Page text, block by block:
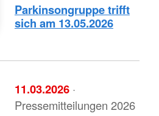
Parkinsongruppe trifft
sich am 13.05.2026
11.03.2026 ·
Pressemitteilungen 2026